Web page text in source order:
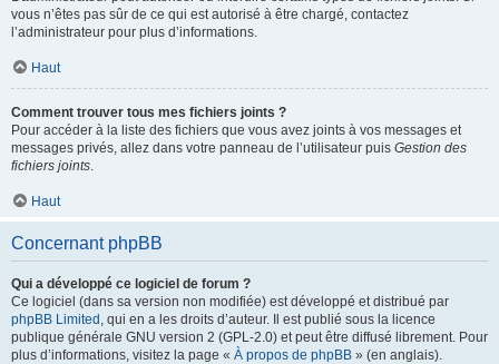
vous n’êtes pas sûr de ce qui est autorisé à être chargé, contactez
l’administrateur pour plus d’informations.
Haut
Comment trouver tous mes fichiers joints ?
Pour accéder à la liste des fichiers que vous avez joints à vos messages et
messages privés, allez dans votre panneau de l’utilisateur puis Gestion des
fichiers joints.
Haut
Concernant phpBB
Qui a développé ce logiciel de forum ?
Ce logiciel (dans sa version non modifiée) est développé et distribué par
phpBB Limited , qui en a les droits d’auteur. Il est publié sous la licence
publique générale GNU version 2 (GPL-2.0) et peut être diffusé librement. Pour
plus d’informations, visitez la page « À propos de phpBB » (en anglais).